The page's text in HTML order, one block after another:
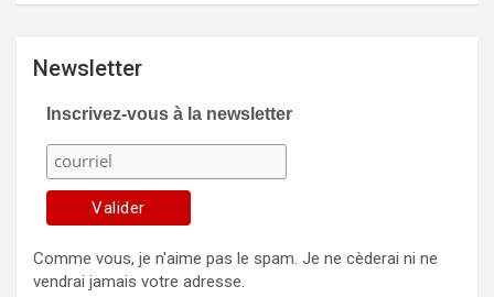
Newsletter
Inscrivez-vous à la newsletter
Comme vous, je n'aime pas le spam. Je ne cèderai ni ne
vendrai jamais votre adresse.